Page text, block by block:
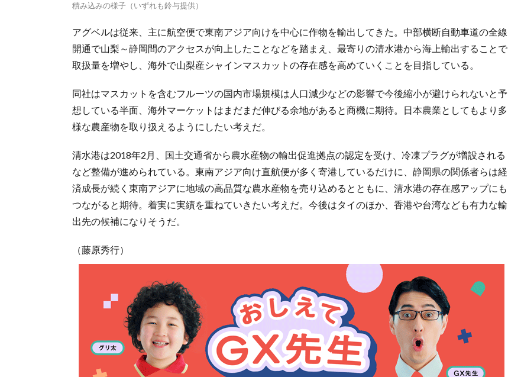
積み込みの様子（いずれも鈴与提供）
アグベルは従来、主に航空便で東南アジア向けを中心に作物を輸出してきた。中部横断自動車道の全線
開通で山梨～静岡間のアクセスが向上したことなどを踏まえ、最寄りの清水港から海上輸出することで
取扱量を増やし、海外で山梨産シャインマスカットの存在感を高めていくことを目指している。
同社はマスカットを含むフルーツの国内市場規模は人口減少などの影響で今後縮小が避けられないと予
想している半面、海外マーケットはまだまだ伸びる余地があると商機に期待。日本農業としてもより多
様な農産物を取り扱えるようにしたい考えだ。
清水港は2018年2月、国土交通省から農水産物の輸出促進拠点の認定を受け、冷凍プラグが増設される
など整備が進められている。東南アジア向け直航便が多く寄港しているだけに、静岡県の関係者らは経
済成長が続く東南アジアに地域の高品質な農水産物を売り込めるとともに、清水港の存在感アップにも
つながると期待。着実に実績を重ねていきたい考えだ。今後はタイのほか、香港や台湾なども有力な輸
出先の候補になりそうだ。
（藤原秀行）